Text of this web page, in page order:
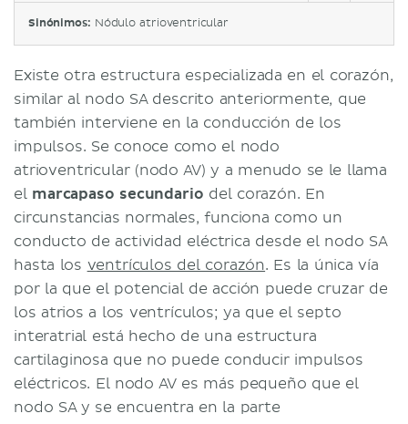
Sinónimos: Nódulo atrioventricular
Existe otra estructura especializada en el corazón,
similar al nodo SA descrito anteriormente, que
también interviene en la conducción de los
impulsos. Se conoce como el nodo
atrioventricular (nodo AV) y a menudo se le llama
el marcapaso secundario del corazón. En
circunstancias normales, funciona como un
conducto de actividad eléctrica desde el nodo SA
hasta los ventrículos del corazón. Es la única vía
por la que el potencial de acción puede cruzar de
los atrios a los ventrículos; ya que el septo
interatrial está hecho de una estructura
cartilaginosa que no puede conducir impulsos
eléctricos. El nodo AV es más pequeño que el
nodo SA y se encuentra en la parte